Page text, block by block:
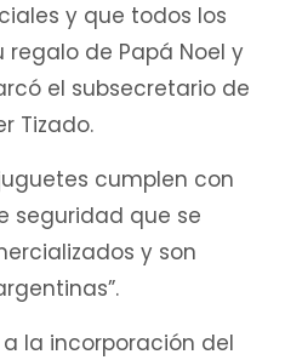
y que todos los
regalo de Papá Noel y
el subsecretario de
Tizado.
cumplen con
seguridad que se
y son
la incorporación del